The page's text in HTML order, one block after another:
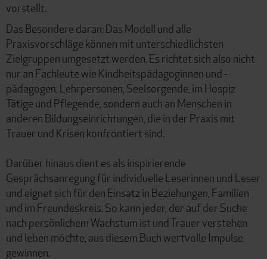
vorstellt.
Das Besondere daran: Das Modell und alle
Praxisvorschläge können mit unterschiedlichsten
Zielgruppen umgesetzt werden. Es richtet sich also nicht
nur an Fachleute wie Kindheitspädagoginnen und -
pädagogen, Lehrpersonen, Seelsorgende, im Hospiz
Tätige und Pflegende, sondern auch an Menschen in
anderen Bildungseinrichtungen, die in der Praxis mit
Trauer und Krisen konfrontiert sind.
Darüber hinaus dient es als inspirierende
Gesprächsanregung für individuelle Leserinnen und Leser
und eignet sich für den Einsatz in Beziehungen, Familien
und im Freundeskreis. So kann jeder, der auf der Suche
nach persönlichem Wachstum ist und Trauer verstehen
und leben möchte, aus diesem Buch wertvolle Impulse
gewinnen.